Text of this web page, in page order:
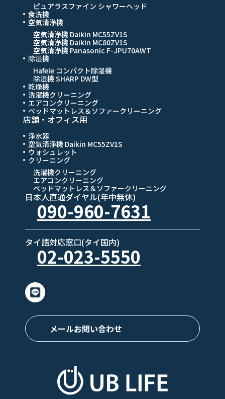
日本人直通ダイヤル(年中無休)
090-960-7631
タイ語対応窓口(タイ国内)
02-023-5550
メールお問い合わせ
ピュアラスファイン シャワーヘッド
食洗機
空気清浄機
空気清浄機 Daikin MC55ZV1S
空気清浄機 Daikin MC80ZV1S
空気清浄機 Panasonic F-JPU70AWT
除湿機
Hafele コンパクト除湿機
除湿機 SHARP DW型
乾燥機
洗濯機クリーニング
エアコンクリーニング
ベッドマットレス＆ソファークリーニング
店舗・オフィス用
浄水器
空気清浄機 Daikin MC55ZV1S
ウォシュレット
クリーニング
洗濯機クリーニング
エアコンクリーニング
ベッドマットレス＆ソファークリーニング